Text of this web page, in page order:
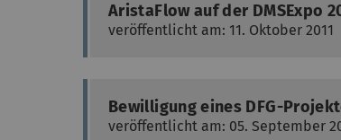
AristaFlow auf der DMSExpo
veröffentlicht am: 11. Oktober 2011
Bewilligung eines DFG-
veröffentlicht am: 05. September